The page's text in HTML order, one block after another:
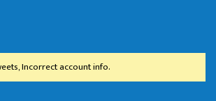
Incorrect account info.